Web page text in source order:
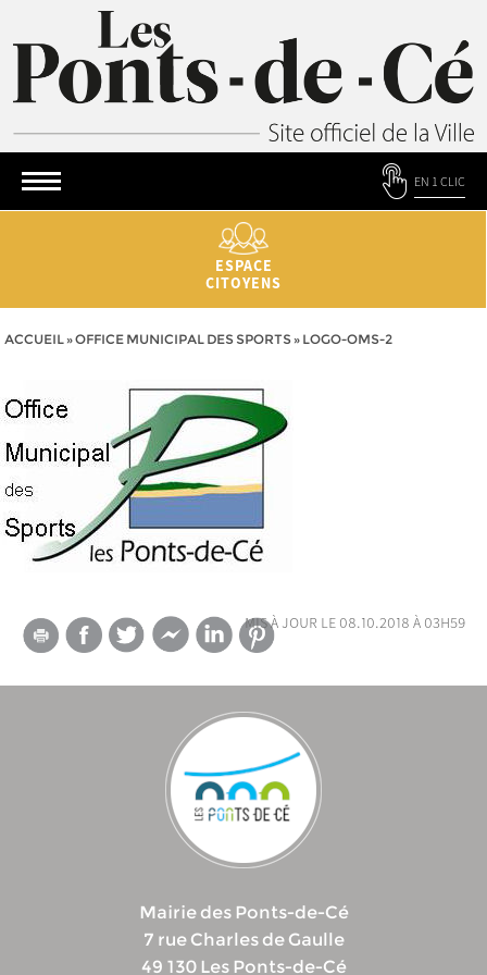
EN 1 CLIC
ESPACE
CITOYENS
ACCUEIL»OFFICE MUNICIPAL DES SPORTS» LOGO-OMS-2
mis à jour le 08.10.2018 à 03h59
Mairie des Ponts-de-Cé
7 rue Charles de Gaulle
49 130 Les Ponts-de-Cé